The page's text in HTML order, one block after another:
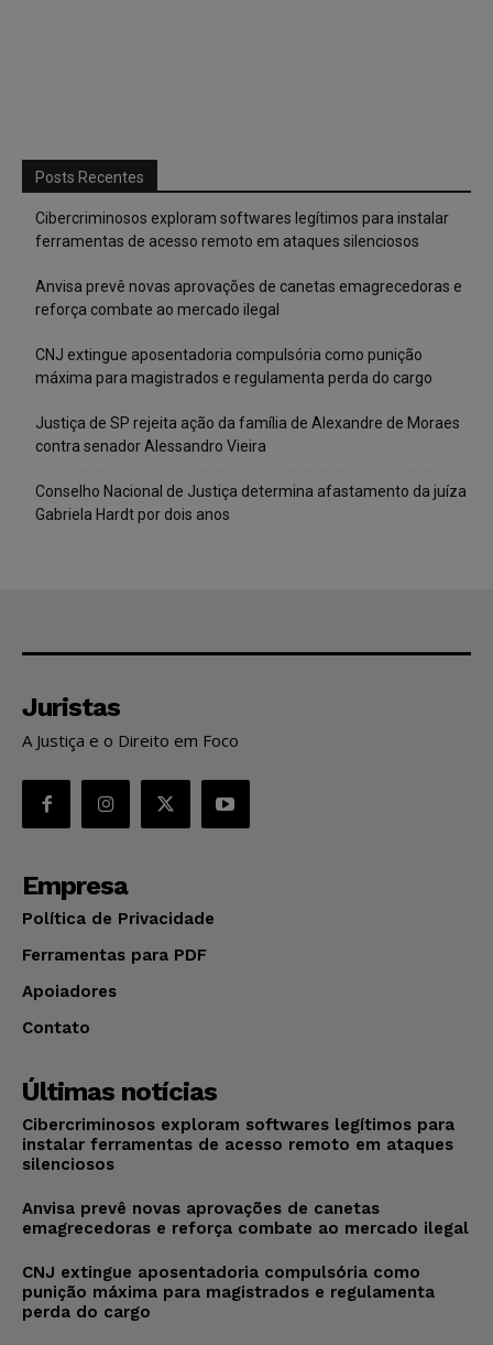
Posts Recentes
Cibercriminosos exploram softwares legítimos para instalar
ferramentas de acesso remoto em ataques silenciosos
Anvisa prevê novas aprovações de canetas emagrecedoras e
reforça combate ao mercado ilegal
CNJ extingue aposentadoria compulsória como punição
máxima para magistrados e regulamenta perda do cargo
Justiça de SP rejeita ação da família de Alexandre de Moraes
contra senador Alessandro Vieira
Conselho Nacional de Justiça determina afastamento da juíza
Gabriela Hardt por dois anos
Juristas
A Justiça e o Direito em Foco
Empresa
Política de Privacidade
Ferramentas para PDF
Apoiadores
Contato
Últimas notícias
Cibercriminosos exploram softwares legítimos para
instalar ferramentas de acesso remoto em ataques
silenciosos
Anvisa prevê novas aprovações de canetas
emagrecedoras e reforça combate ao mercado ilegal
CNJ extingue aposentadoria compulsória como
punição máxima para magistrados e regulamenta
perda do cargo